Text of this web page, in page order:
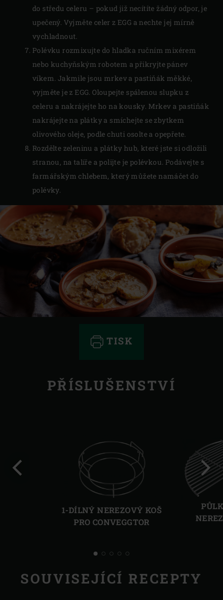
do středu celeru – pokud již necítíte žádný odpor, je
upečený. Vyjměte celer z EGG a nechte jej mírně
vychladnout.
Polévku rozmixujte do hladka ručním mixérem
nebo kuchyňským robotem a přikryjte pánev
víkem. Jakmile jsou mrkev a pastiňák měkké,
vyjměte je z EGG. Oloupejte spálenou slupku z
celeru a nakrájejte ho na kousky. Mrkev a pastiňák
nakrájejte na plátky a smíchejte se zbytkem
olivového oleje, podle chuti osolte a opepřete.
Rozdělte zeleninu a plátky hub, které jste si odložili
stranou, na talíře a polijte je polévkou. Podávejte s
farmářským chlebem, který můžete namáčet do
polévky.
TISK
PŘÍSLUŠENSTVÍ
1-DÍLNÝ NEREZOVÝ KOŠ
PRO CONVEGGTOR
Další
SOUVISEJÍCÍ RECEPTY